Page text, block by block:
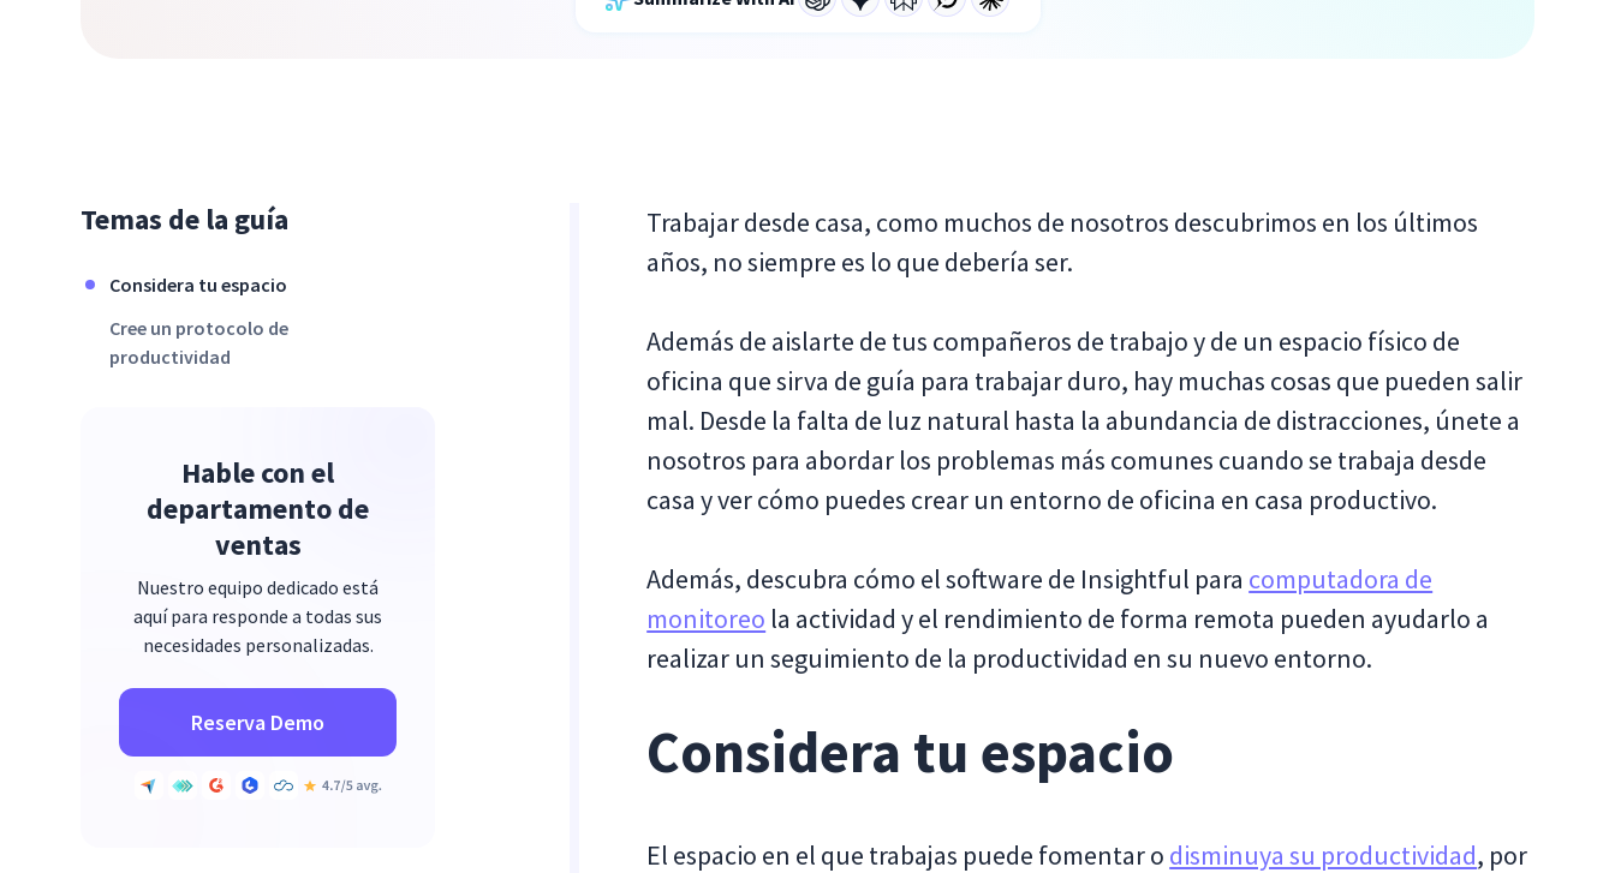
Temas de la guía
Considera tu espacio
Cree un protocolo de
productividad
Hable con el
departamento de
ventas
Nuestro equipo dedicado está
aquí para responde a todas sus
necesidades personalizadas.
Reserva Demo
Trabajar desde casa, como muchos de nosotros descubrimos en los últimos
años, no siempre es lo que debería ser.
Además de aislarte de tus compañeros de trabajo y de un espacio físico de
oficina que sirva de guía para trabajar duro, hay muchas cosas que pueden salir
mal. Desde la falta de luz natural hasta la abundancia de distracciones, únete a
nosotros para abordar los problemas más comunes cuando se trabaja desde
casa y ver cómo puedes crear un entorno de oficina en casa productivo.
Además, descubra cómo el software de Insightful para computadora de
monitoreo la actividad y el rendimiento de forma remota pueden ayudarlo a
realizar un seguimiento de la productividad en su nuevo entorno.
Considera tu espacio
El espacio en el que trabajas puede fomentar o disminuya su productividad, por